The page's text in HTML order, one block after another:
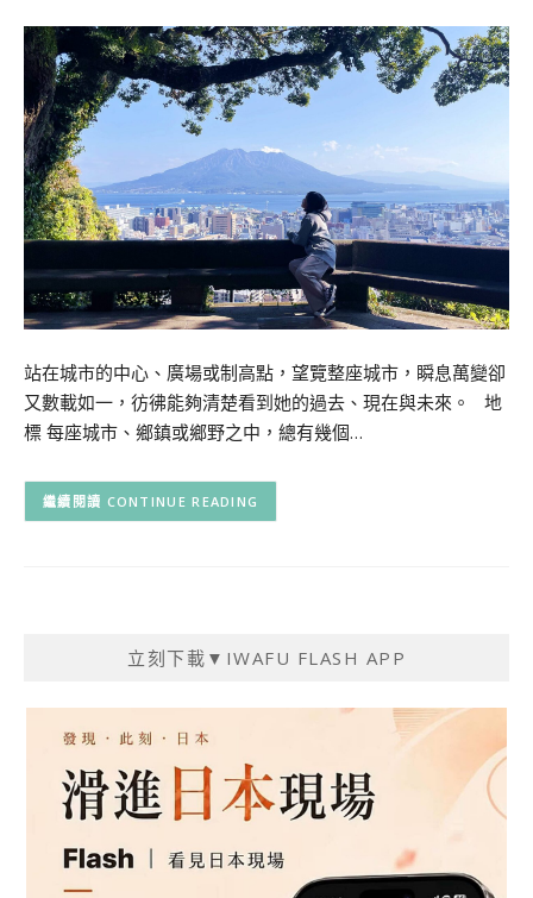
站在城市的中心、廣場或制高點，望覽整座城市，瞬息萬變卻
又數載如一，彷彿能夠清楚看到她的過去、現在與未來。 地
標 每座城市、鄉鎮或鄉野之中，總有幾個…
CONTINUE READING
立刻下載▼IWAFU FLASH APP